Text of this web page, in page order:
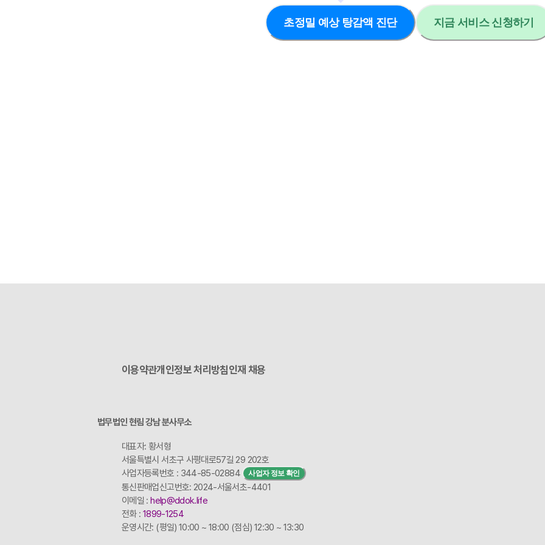
초정밀 예상 탕감액 진단 지금 서비스 신청하기
이용약관개인정보 처리방침인재 채용
법무법인 현림 강남 분사무소
대표자: 황서형
서울특별시 서초구 사평대로57길 29 202호
사업자등록번호 : 344-85-02884
사업자 정보 확인
통신판매업신고번호: 2024-서울서초-4401
이메일 :help@ddok.life
전화 : 1899-1254
운영시간: (평일) 10:00 ~ 18:00 (점심) 12:30 ~ 13:30